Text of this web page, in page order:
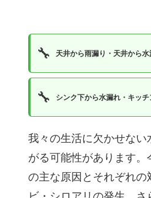
🔧 天井から雨漏り・天井から水
🔧 シンク下から水漏れ・キッ
我々の生活に欠かせな
がる可能性があります
の主な原因とそれぞれ